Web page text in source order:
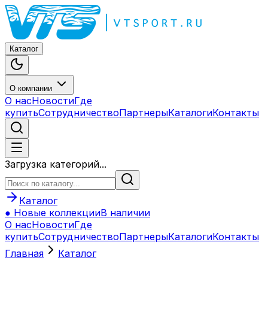
Каталог
О компании
О насНовостиГде
купитьСотрудничествоПартнерыКаталогиКонтакты
Загрузка категорий...
Каталог
● Новые коллекцииВ наличии
О насНовостиГде
купитьСотрудничествоПартнерыКаталогиКонтакты
Главная
Каталог